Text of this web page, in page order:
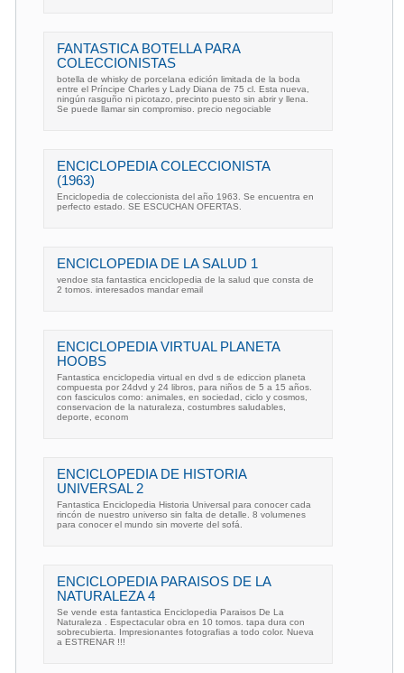
FANTASTICA BOTELLA PARA
COLECCIONISTAS
botella de whisky de porcelana edición limitada de la boda
entre el Príncipe Charles y Lady Diana de 75 cl. Esta nueva,
ningún rasguño ni picotazo, precinto puesto sin abrir y llena.
Se puede llamar sin compromiso. precio negociable
ENCICLOPEDIA COLECCIONISTA
(1963)
Enciclopedia de coleccionista del año 1963. Se encuentra en
perfecto estado. SE ESCUCHAN OFERTAS.
ENCICLOPEDIA DE LA SALUD 1
vendoe sta fantastica enciclopedia de la salud que consta de
2 tomos. interesados mandar email
ENCICLOPEDIA VIRTUAL PLANETA
HOOBS
Fantastica enciclopedia virtual en dvd s de ediccion planeta
compuesta por 24dvd y 24 libros, para niños de 5 a 15 años.
con fasciculos como: animales, en sociedad, ciclo y cosmos,
conservacion de la naturaleza, costumbres saludables,
deporte, econom
ENCICLOPEDIA DE HISTORIA
UNIVERSAL 2
Fantastica Enciclopedia Historia Universal para conocer cada
rincón de nuestro universo sin falta de detalle. 8 volumenes
para conocer el mundo sin moverte del sofá.
ENCICLOPEDIA PARAISOS DE LA
NATURALEZA 4
Se vende esta fantastica Enciclopedia Paraisos De La
Naturaleza . Espectacular obra en 10 tomos. tapa dura con
sobrecubierta. Impresionantes fotografias a todo color. Nueva
a ESTRENAR !!!